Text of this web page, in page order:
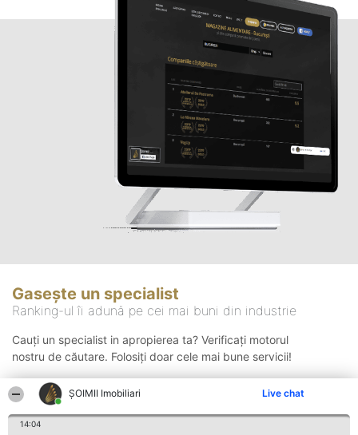
ȘOIMII Imobiliari Live chat
14:04
Gasește un specialist
Ranking-ul îi adună pe cei mai buni din industrie
Cauți un specialist in apropierea ta? Verificați motorul
nostru de căutare. Folosiți doar cele mai bune servicii!